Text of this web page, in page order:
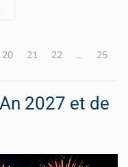
20 21 22 … 25
2027 et de